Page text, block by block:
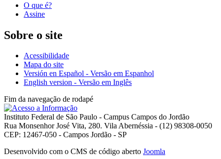
O que é?
Assine
Sobre o site
Acessibilidade
Mapa do site
Versión en Español - Versão em Espanhol
English version - Versão em Inglês
Fim da navegação de rodapé
Instituto Federal de São Paulo - Campus Campos do Jordão
Rua Monsenhor José Vita, 280. Vila Abernéssia - (12) 98308-0050
CEP: 12467-050 - Campos Jordão - SP
Desenvolvido com o CMS de código aberto Joomla